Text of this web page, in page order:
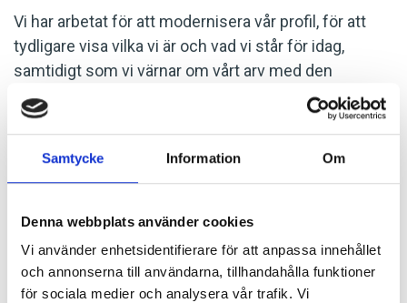
Samtycke Information Om
Denna webbplats använder cookies
Vi använder enhetsidentifierare för att anpassa innehållet
och annonserna till användarna, tillhandahålla funktioner
för sociala medier och analysera vår trafik. Vi
Vi har arbetat för att modernisera vår profil, för att
tydligare visa vilka vi är och vad vi står för idag,
samtidigt som vi värnar om vårt arv med den
professionalism och personlighet som vi alltid har
stått för.
SENASTE NYHETERNA
IP Security Scandinavia förvärvas
Triton Smaller Mid-Cap Fund har bildat Varna, en ny nordisk grupp
inom perimeterskydd och teknisk säkerhet, genom pa…